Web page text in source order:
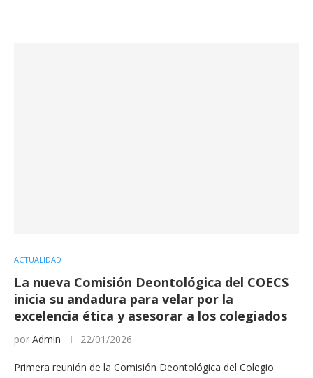
ACTUALIDAD
La nueva Comisión Deontológica del COECS
inicia su andadura para velar por la
excelencia ética y asesorar a los colegiados
por Admin 22/01/2026
Primera reunión de la Comisión Deontológica del Colegio